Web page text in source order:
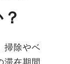
掃除やベ
滞在期間